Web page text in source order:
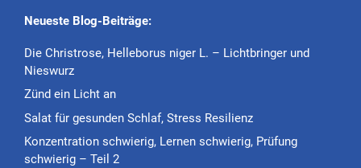
Neueste Blog-Beiträge:
Die Christrose, Helleborus niger L. – Lichtbringer und
Nieswurz
Zünd ein Licht an
Salat für gesunden Schlaf, Stress Resilienz
Konzentration schwierig, Lernen schwierig, Prüfung
schwierig – Teil 2